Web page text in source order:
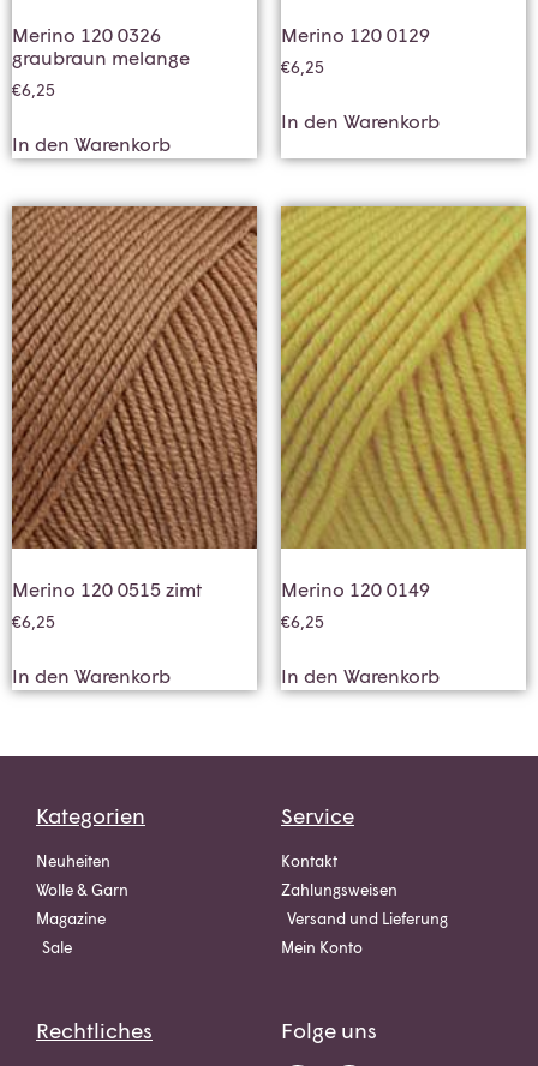
Merino 120 0326
graubraun melange
€6,25
In den Warenkorb
Merino 120 0129
€6,25
In den Warenkorb
Merino 120 0515 zimt
€6,25
In den Warenkorb
Merino 120 0149
€6,25
In den Warenkorb
Kategorien
Neuheiten
Wolle & Garn
Magazine
Sale
Service
Kontakt
Zahlungsweisen
Versand und Lieferung
Mein Konto
Rechtliches Folge uns